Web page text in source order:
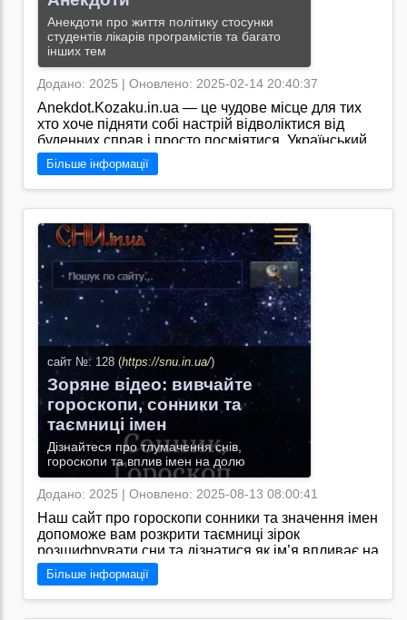
Анекдоти про життя політику стосунки
студентів лікарів програмістів та багато
інших тем
Додано: 2025 | Оновлено: 2025-02-14 20:40:37
Anekdot.Kozaku.in.ua — це чудове місце для тих
хто хоче підняти собі настрій відволіктися від
буденних справ і просто посміятися. Український
гумор завжди був особливим адже він не лише
розважає а й тонко підкреслює народну мудрість і
дотепність. Заходьте смійтеся та діліться гарним
настроєм з іншими/ Перейти на сайт →
Більше інформації
сайт №: 128 (https://snu.in.ua/)
Зоряне відео: вивчайте
гороскопи, сонники та
таємниці імен
Дізнайтеся про тлумачення снів,
гороскопи та вплив імен на долю
Додано: 2025 | Оновлено: 2025-08-13 08:00:41
Наш сайт про гороскопи сонники та значення імен
допоможе вам розкрити таємниці зірок
розшифрувати сни та дізнатися як ім’я впливає на
вашу долю./Я знаю, що на сайті "https://snu.in.ua/"
доступна широка база знань з астрології, сонника
та тлумачення імен. Тут ви знайдете цікаву
інформацію і поради від професіоналів у сфері
Більше інформації